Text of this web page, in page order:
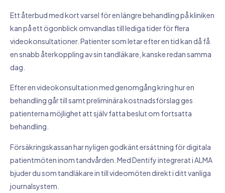
Ett återbud med kort varsel för en längre behandling på kliniken
kan på ett ögonblick omvandlas till lediga tider för flera
videokonsultationer. Patienter som letar efter en tid kan då få
en snabb återkoppling av sin tandläkare, kanske redan samma
dag.
Efter en videokonsultation med genomgång kring hur en
behandling går till samt preliminära kostnadsförslag ges
patienterna möjlighet att själv fatta beslut om fortsatta
behandling.
Försäkringskassan har nyligen godkänt ersättning för digitala
patientmöten inom tandvården. Med Dentify integrerat i ALMA
bjuder du som tandläkare in till videomöten direkt i ditt vanliga
journalsystem.